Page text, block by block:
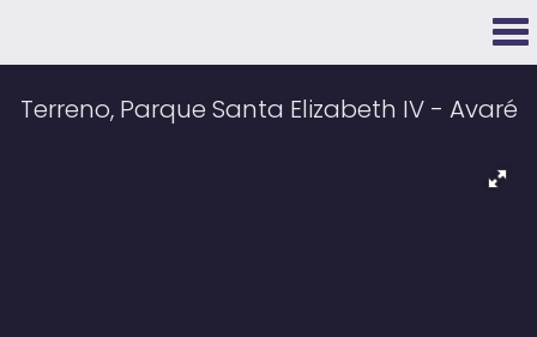
Terreno, Parque Santa Elizabeth IV - Avaré